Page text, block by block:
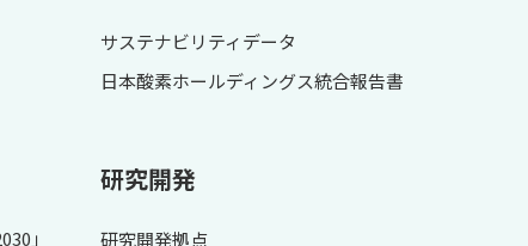
」
サステナビリティデータ
日本酸素ホールディングス統合報告書
研究開発
研究開発拠点